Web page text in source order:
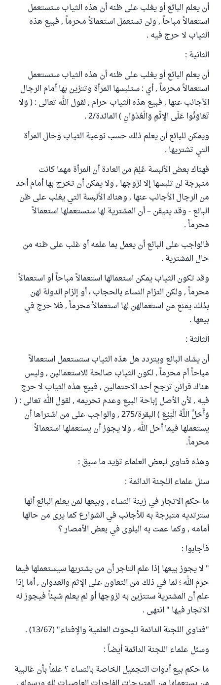
أن يعلم البائع أو يغلب على ظنه أن هذه الثياب ستستعمل
استعمالاً مباحاً , ولن تستعمل استعمالاً محرماً , فبيع هذه
الثياب لا حرج فيه .
الثانية :
أن يعلم البائع أو يغلب على ظنه أن هذه الثياب ستستعمل
استعمالاً محرماً , أي : ستلبسها المرأة وتتزين بها أمام الرجال
الأجانب عنها , فبيع هذه الثياب حرام , لقول الله تعالى : ( وَلا
تَعَاوَنُوا عَلَى الإثْمِ وَالْعُدْوَانِ ) المائدة/2 .
ويمكن للبائع أن يعلم ذلك حسب نوعية الثياب وحال المرأة
التي تشتريها .
فهناك بعض الألبسة عُلِمَ من العادة أن المرأة مهما كانت
متبرجة لن تلبسها إلا لزوجها , ولا يمكن أن تخرج بها أمام أحد
من الرجال الأجانب عنها , وهناك الألبسة التي يغلب على ظن
البائع - وقد يتيقن – أن المشترية لها ستستعملها استعمالاً
محرماً .
فالواجب على البائع أن يعمل بما علمه أو غلب على ظنه من
حال المشترية .
وقد تكون الثياب يمكن استعمالها استعمالاً مباحاً أو استعمالاً
محرماً , ولكن التزام النساء بالحجاب ، أو إلزام الدولة لهن
بذلك يمنع من استعمالهن لها استعمالاً محرماً , فلا حرج في
بيعها .
الثالثة :
أن يشك البائع ويتردد هل هذه الثياب ستستعمل استعمالاً
مباحاً أم محرماً , لكون الثياب صالحة للاستعمالين , وليس
هناك قرائن ترجح أحد الاحتمالين , فبيع هذه الثياب لا حرج
فيه , لأن الأصل إباحة البيع وعدم تحريمه , لقول الله تعالى : (
وَأَحَلَّ اللَّهُ الْبَيْعَ ) البقرة/275 , والواجب على من اشتراها أن
يستعملها فيما أحل الله , ولا يجوز أن يستعملها استعمالاً
محرماً.
وهذه فتاوى لبعض العلماء تؤيد ما سبق :
سئل علماء اللجنة الدائمة :
ما حكم الاتجار في زينة النساء , وبيعها لمن يعلم البائع أنها
سترتديه متبرجة به للأجانب في الشوارع كما يرى من حالها
أمامه , وكما عمت به البلوى في بعض الأمصار ؟
فأجابوا :
" لا يجوز بيعها إذا علم التاجر أن من يشتريها سيستعملها فيما
حرم الله ؛ لما في ذلك من التعاون على الإثم والعدوان , أما إذا
علم أن المشترية ستتزين به لزوجها أو لم يعلم شيئاً فيجوز له
الاتجار فيها " انتهى .
"فتاوى اللجنة الدائمة للبحوث العلمية والإفتاء" (13/67) .
وسئل علماء اللجنة الدائمة أيضاً :
ما حكم بيع أدوات التجميل الخاصة بالنساء ؟ علماً بأن غالبية